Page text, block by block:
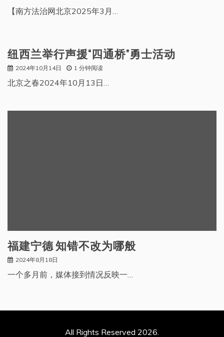
【南方法治网北京2025年3月…
纽西兰举行声援“四通桥”勇士活动
2024年10月14日 1 分钟阅读
北京之春2024年10月13日…
福建宁德 知错不改为哪般
2024年8月18日
一个多月前，媒体接到情况反映一…
All Rights Reserved 2026.